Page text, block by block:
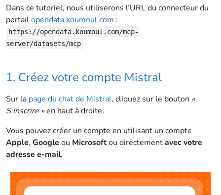
Dans ce tutoriel, nous utiliserons l’URL du connecteur du
portailopendata.koumoul.com :
https://opendata.koumoul.com/mcp-
server/datasets/mcp
1. Créez votre compte Mistral
Sur la page du chat de Mistral, cliquez sur le bouton «
S’inscrire »en haut à droite.
Vous pouvez créer un compte en utilisant un compte
Apple, Google ou Microsoftou directementavec votre
adresse e-mail.